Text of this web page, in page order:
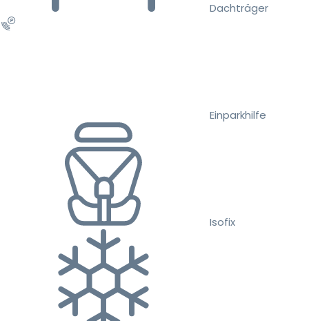
Dachträger
Einparkhilfe
Isofix